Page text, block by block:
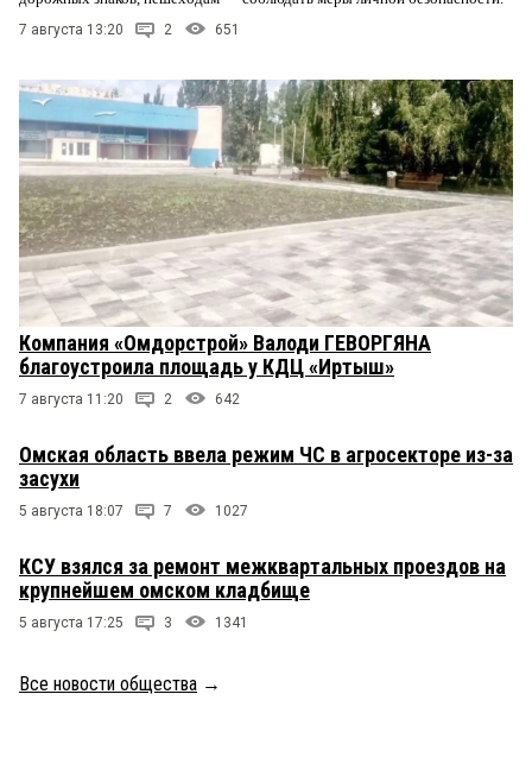
7 августа 13:20 2 651
Компания «Омдорстрой» Валоди ГЕВОРГЯНА
благоустроила площадь у КДЦ «Иртыш»
7 августа 11:20 2 642
Омская область ввела режим ЧС в агросекторе из-за
засухи
5 августа 18:07 7 1027
КСУ взялся за ремонт межквартальных проездов на
крупнейшем омском кладбище
5 августа 17:25 3 1341
Все новости общества →